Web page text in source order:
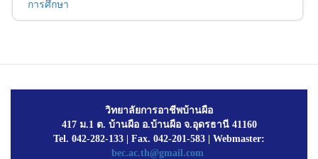
การศึกษา
วิทยาลัยการอาชีพบ้านผือ
417 ม.1 ต. บ้านผือ อ.บ้านผือ จ.อุดรธานี 41160
Tel. 042-282-133 | Fax. 042-201-583 | Webmaster:
bec.ac.th@gmail.com